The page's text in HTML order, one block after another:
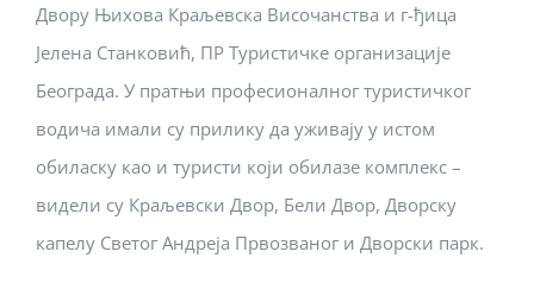
Двору Њихова Краљевска Височанства и г-ђица
Јелена Станковић, ПР Туристичке организације
Београда. У пратњи професионалног туристичког
водича имали су прилику да уживају у истом
обиласку као и туристи који обилазе комплекс –
видели су Краљевски Двор, Бели Двор, Дворску
капелу Светог Андреја Првозваног и Дворски парк.